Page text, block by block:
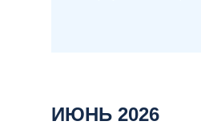
ИЮНЬ 2026